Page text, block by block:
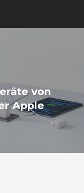
von
Apple